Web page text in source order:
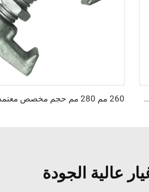
حلقة ربط قوية مطلية بالزنك تُستخدم لأجزاء الحاوية (حلقة D) مبيعة بشكل كبير
عالية الجودة